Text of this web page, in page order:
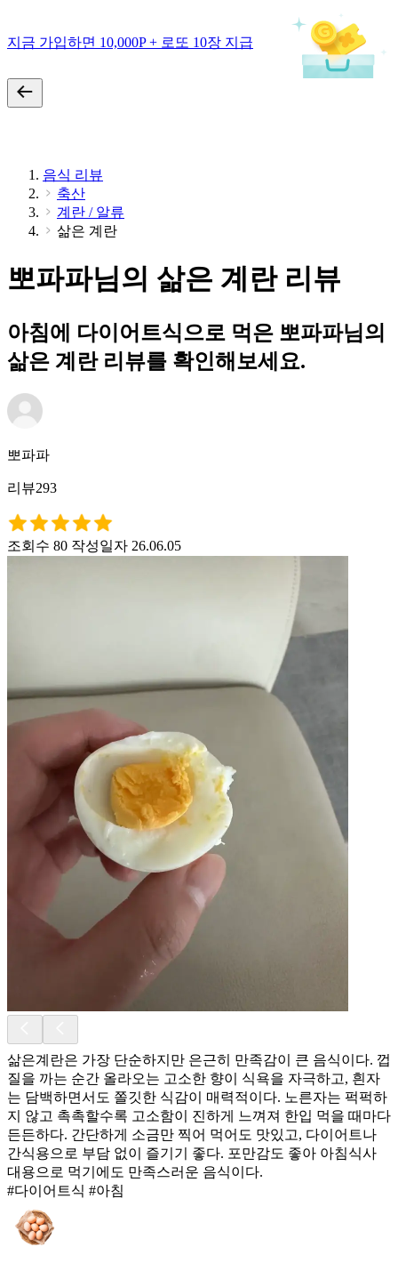
지금 가입하면 10,000P + 로또 10장 지급
음식 리뷰
축산
계란 / 알류
삶은 계란
뽀파파님의 삶은 계란 리뷰
아침에 다이어트식으로 먹은 뽀파파님의
삶은 계란 리뷰를 확인해보세요.
뽀파파
리뷰293
조회수 80 작성일자 26.06.05
삶은계란은 가장 단순하지만 은근히 만족감이 큰 음식이다. 껍
질을 까는 순간 올라오는 고소한 향이 식욕을 자극하고, 흰자
는 담백하면서도 쫄깃한 식감이 매력적이다. 노른자는 퍽퍽하
지 않고 촉촉할수록 고소함이 진하게 느껴져 한입 먹을 때마다
든든하다. 간단하게 소금만 찍어 먹어도 맛있고, 다이어트나
간식용으로 부담 없이 즐기기 좋다. 포만감도 좋아 아침식사
대용으로 먹기에도 만족스러운 음식이다.
#다이어트식 #아침